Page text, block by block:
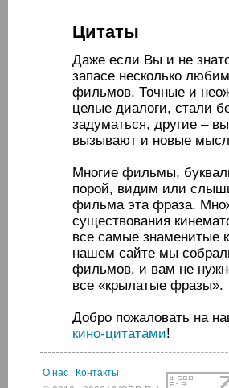
Цитаты
Даже если Вы и не
запасе несколько
фильмов. Точные и
целые диалоги, стали
задуматься, другие –
вызывают и новые
Многие фильмы,
порой, видим или
фильма эта фраза.
существования
все самые знаменитые
нашем сайте мы
фильмов, и вам не
все «крылатые фразы».
Добро пожаловать на
кино-цитатами!
О нас
Контакты